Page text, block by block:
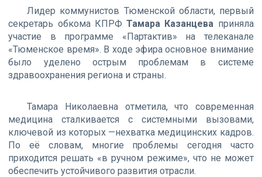
Лидер коммунистов Тюменской области, первый
секретарь обкома КПРФТамара Казанцева приняла
участие в программе «Партактив» на телеканале
«Тюменское время». В ходе эфира основное внимание
было уделено острым проблемам в системе
здравоохранения региона и страны.
Тамара Николаевна отметила, что современная
медицина сталкивается с системными вызовами,
ключевой из которых —нехватка медицинских кадров.
По её словам, многие проблемы сегодня часто
приходится решать «в ручном режиме», что не может
обеспечить устойчивого развития отрасли.